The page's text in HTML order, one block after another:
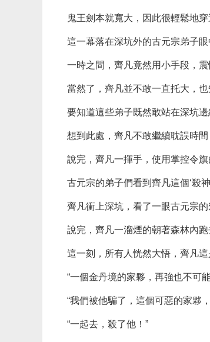
鬼王劍本就寬大，因此很輕鬆地
這一幕落在深坑外的古元宗弟子
一時之間，齊凡竟然用小手段，
當然了，齊凡並不敢一直托大，
要知道這些弟子既然敢站在深坑
想到此處，齊凡不敢繼續耽誤時
說完，齊凡一揮手，使用掌控令
古元宗的弟子們看到齊凡這個‘殺
齊凡衝上深坑，看了一眼古元宗
說完，齊凡一溜煙的朝著森林內
這一刻，所有人恍然大悟，齊凡這
“一個金丹境的家夥，再強也不可
“我們被他騙了，這個可惡的家夥
“一起去，殺了他！”